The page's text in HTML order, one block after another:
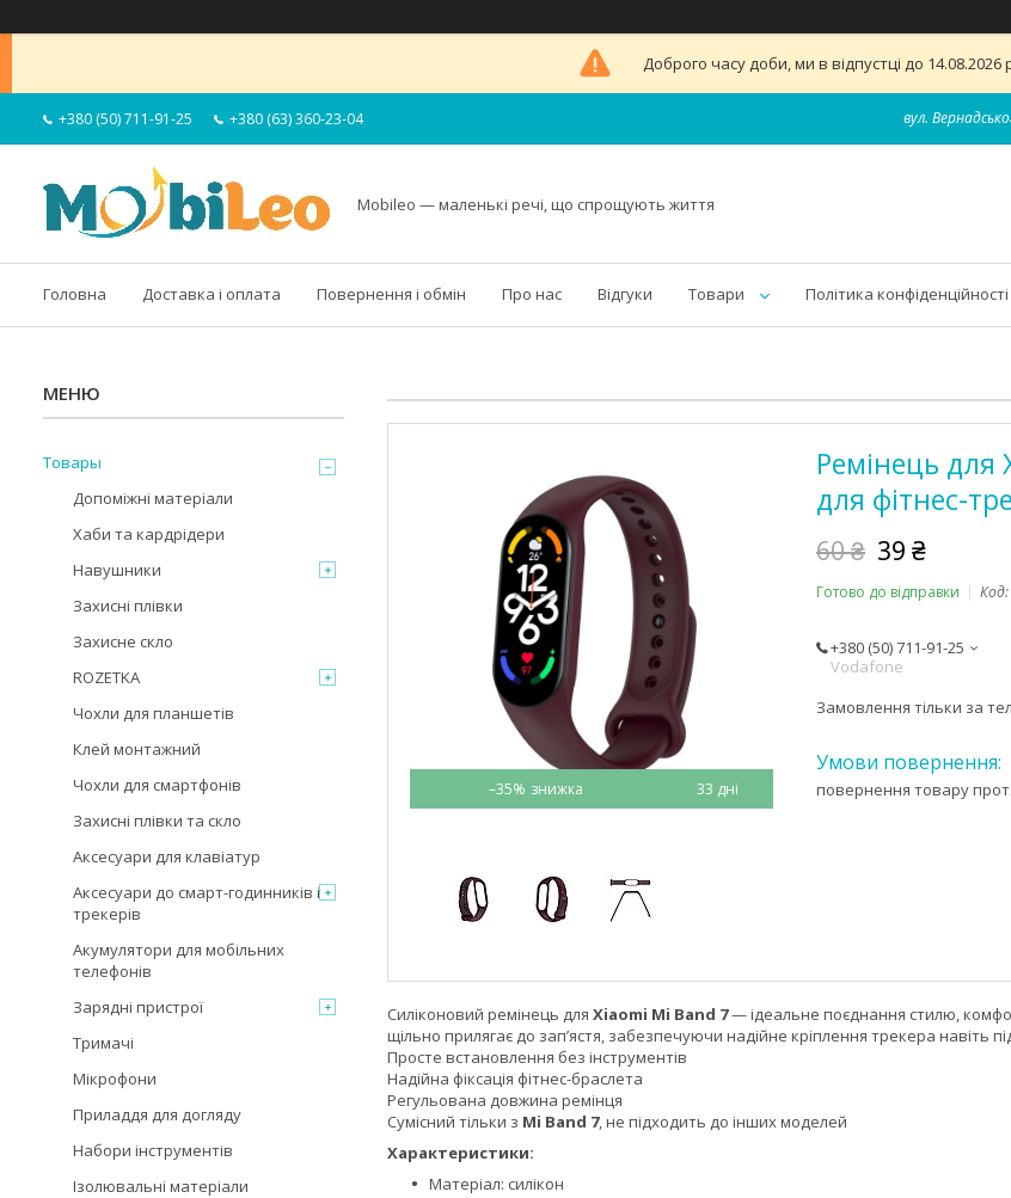
Доброго часу доби, ми в відпустці до 14.08.2026
+380 (50) 711-91-25 +380 (63) 360-23-04 вул.
Mobileo — маленькі речі, що спрощують життя
Головна Доставка і оплата Повернення і обмін Про нас Відгуки Товари Політика конфіденційності
–35% 33 дні
Ремінець для
для фітнес-
60 ₴ 39 ₴
Готово до відправки Код:
+380 (50) 711-91-25
Vodafone
Замовлення тільки за
повернення товару
Силіконовий ремінець для Xiaomi Mi Band 7— ідеальне поєднання стилю,
щільно прилягає до зап’ястя, забезпечуючи надійне кріплення трекера навіть
Просте встановлення без інструментів
Надійна фіксація фітнес-браслета
Регульована довжина ремінця
Сумісний тільки з Mi Band 7, не підходить до інших моделей
Характеристики:
Матеріал: силікон
Товары
Допоміжні матеріали
Хаби та кардрідери
Навушники
Захисні плівки
Захисне скло
ROZETKA
Чохли для планшетів
Клей монтажний
Чохли для смартфонів
Захисні плівки та скло
Аксесуари для клавіатур
Аксесуари до смарт-годинників і
трекерів
Акумулятори для мобільних
телефонів
Зарядні пристрої
Тримачі
Мікрофони
Приладдя для догляду
Набори інструментів
Ізолювальні матеріали